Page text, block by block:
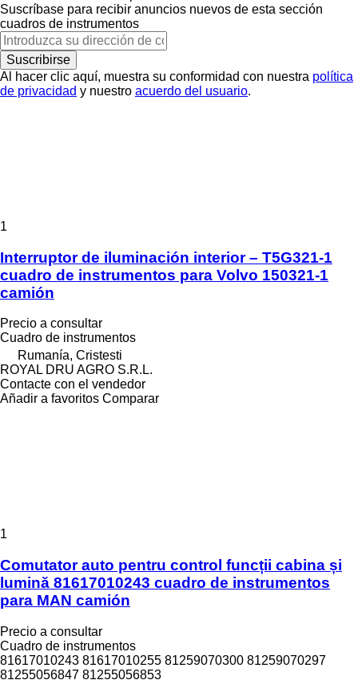
Suscríbase para recibir anuncios nuevos de esta sección
cuadros de instrumentos
Suscribirse
Al hacer clic aquí, muestra su conformidad con nuestra política
de privacidad y nuestro acuerdo del usuario.
1
Interruptor de iluminación interior – T5G321-1
cuadro de instrumentos para Volvo 150321-1
camión
Precio a consultar
Cuadro de instrumentos
Rumanía, Cristesti
ROYAL DRU AGRO S.R.L.
Contacte con el vendedor
Añadir a favoritos Comparar
1
Comutator auto pentru control funcții cabina și
lumină 81617010243 cuadro de instrumentos
para MAN camión
Precio a consultar
Cuadro de instrumentos
81617010243 81617010255 81259070300 81259070297
81255056847 81255056853